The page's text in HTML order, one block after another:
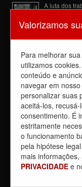
A luta dos
6 de agosto de
Dia de luta!
5 de agosto de
Dia 4/8, É
PARTICIPE!
3 de agosto de
Reunião com
com a chefia
31 de julho de
Sobre a
30 de julho de
Valorizamos
Para melhorar
utilizamos
conteúdo e
navegar em
personalizar suas
aceitá-los,
consentimento. É
estritamente
o funcionamento
pela hipótese
mais informações,
PRIVACIDADE e